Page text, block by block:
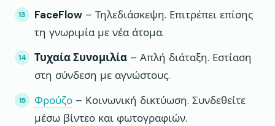
FaceFlow – Τηλεδιάσκεψη. Επιτρέπει επίσης
τη γνωριμία με νέα άτομα.
Τυχαία Συνομιλία – Απλή διάταξη. Εστίαση
στη σύνδεση με αγνώστους.
Φρούζο – Κοινωνική δικτύωση. Συνδεθείτε
μέσω βίντεο και φωτογραφιών.